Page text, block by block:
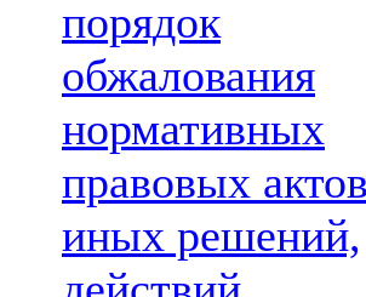
порядок
обжалования
нормативных
правовых
иных решений,